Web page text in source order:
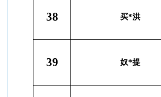
38 买*洪
39 奴*提